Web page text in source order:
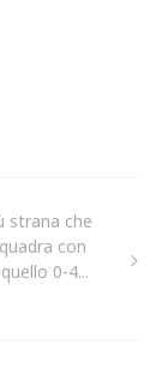
strana che
con
0-4...